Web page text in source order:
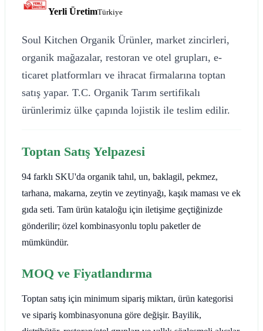
Yerli ÜretimTürkiye
Soul Kitchen Organik Ürünler, market zincirleri,
organik mağazalar, restoran ve otel grupları, e-
ticaret platformları ve ihracat firmalarına toptan
satış yapar. T.C. Organik Tarım sertifikalı
ürünlerimiz ülke çapında lojistik ile teslim edilir.
Toptan Satış Yelpazesi
94 farklı SKU'da organik tahıl, un, baklagil, pekmez,
tarhana, makarna, zeytin ve zeytinyağı, kaşık maması ve ek
gıda seti. Tam ürün kataloğu için iletişime geçtiğinizde
gönderilir; özel kombinasyonlu toplu paketler de
mümkündür.
MOQ ve Fiyatlandırma
Toptan satış için minimum sipariş miktarı, ürün kategorisi
ve sipariş kombinasyonuna göre değişir. Bayilik,